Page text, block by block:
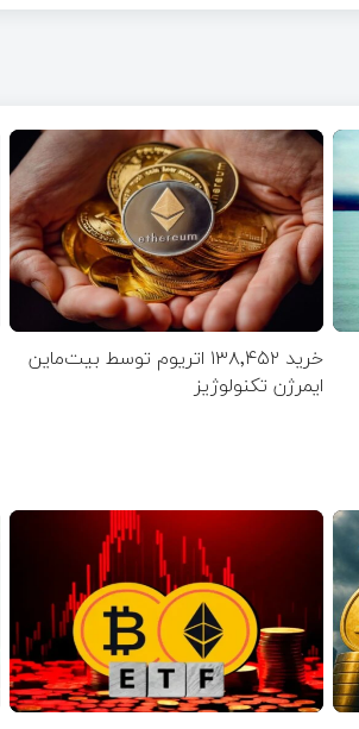
خرید ۱۳۸٬۴۵۲ اتریوم توسط بیت‌ماین
ایمرژن تکنولوژیز